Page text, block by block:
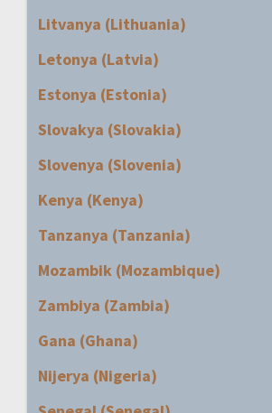
Litvanya (Lithuania)
Letonya (Latvia)
Estonya (Estonia)
Slovakya (Slovakia)
Slovenya (Slovenia)
Kenya (Kenya)
Tanzanya (Tanzania)
Mozambik (Mozambique)
Zambiya (Zambia)
Gana (Ghana)
Nijerya (Nigeria)